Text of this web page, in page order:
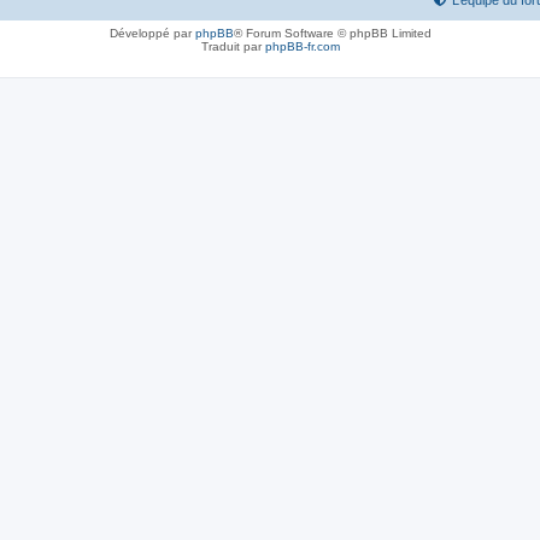
Développé parphpBB® Forum Software © phpBB Limited
Traduit parphpBB-fr.com